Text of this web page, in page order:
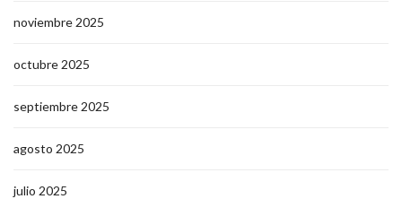
noviembre 2025
octubre 2025
septiembre 2025
agosto 2025
julio 2025